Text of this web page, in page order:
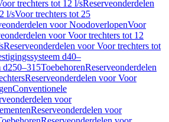
trechters tot 12 l/sReserveonderdelen
l/sVoor trechters tot 25
voor NoodoverlopenVoor
voor Voor trechters tot 12
Reserveonderdelen voor Voor trechters tot
d40–
d250–315ToebehorenReserveonderdelen
Reserveonderdelen voor Voor
Conventionele
voor
Reserveonderdelen voor